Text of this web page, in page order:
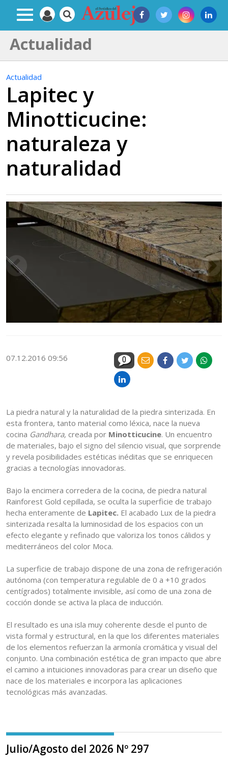
Actualidad
Actualidad
Lapitec y
Minotticucine:
naturaleza y
naturalidad
07.12.2016 09:56 0
La piedra natural y la naturalidad de la piedra sinterizada. En
esta frontera, tanto material como léxica, nace la nueva
cocina Gandhara, creada por Minotticucine. Un encuentro
de materiales, bajo el signo del silencio visual, que sorprende
y revela posibilidades estéticas inéditas que se enriquecen
gracias a tecnologías innovadoras.
Bajo la encimera corredera de la cocina, de piedra natural
Rainforest Gold cepillada, se oculta la superficie de trabajo
hecha enteramente de Lapitec. El acabado Lux de la piedra
sinterizada resalta la luminosidad de los espacios con un
efecto elegante y refinado que valoriza los tonos cálidos y
mediterráneos del color Moca.
La superficie de trabajo dispone de una zona de refrigeración
autónoma (con temperatura regulable de 0 a +10 grados
centígrados) totalmente invisible, así como de una zona de
cocción donde se activa la placa de inducción.
El resultado es una isla muy coherente desde el punto de
vista formal y estructural, en la que los diferentes materiales
de los elementos refuerzan la armonía cromática y visual del
conjunto. Una combinación estética de gran impacto que abre
el camino a intuiciones innovadoras para crear un diseño que
nace de los materiales e incorpora las aplicaciones
tecnológicas más avanzadas.
Julio/Agosto del 2026 Nº 297